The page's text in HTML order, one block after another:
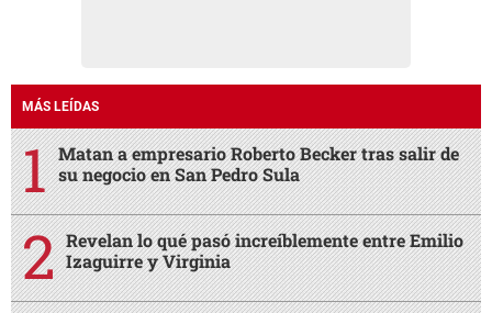
MÁS LEÍDAS
Matan a empresario Roberto Becker tras salir de
su negocio en San Pedro Sula
Revelan lo qué pasó increíblemente entre Emilio
Izaguirre y Virginia